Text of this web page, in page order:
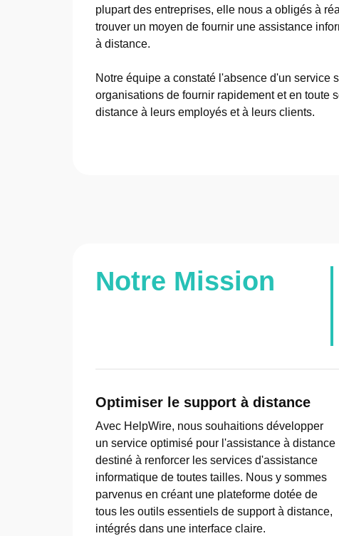
plupart des entreprises, elle nous a obligés à
trouver un moyen de fournir une assistance
à distance.
Notre équipe a constaté l'absence d'un service
organisations de fournir rapidement et en toute
distance à leurs employés et à leurs clients.
Notre Mission
Optimiser le support à distance
Avec HelpWire, nous souhaitions développer
un service optimisé pour l'assistance à distance
destiné à renforcer les services d'assistance
informatique de toutes tailles. Nous y sommes
parvenus en créant une plateforme dotée de
tous les outils essentiels de support à distance,
intégrés dans une interface claire.